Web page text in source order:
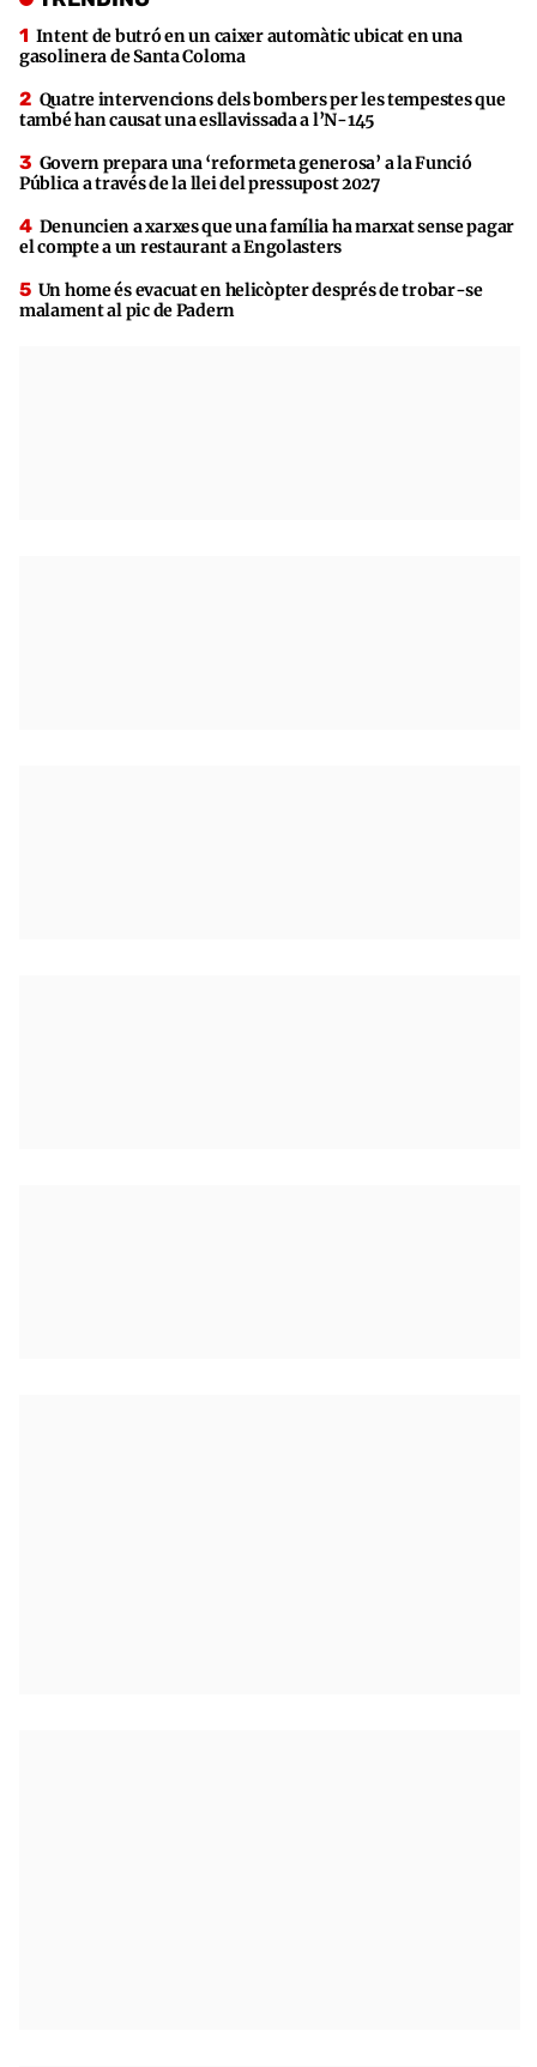
Intent de butró en un caixer automàtic ubicat en una
gasolinera de Santa Coloma
Quatre intervencions dels bombers per les tempestes que
també han causat una esllavissada a l’N-145
Govern prepara una ‘reformeta generosa’ a la Funció
Pública a través de la llei del pressupost 2027
Denuncien a xarxes que una família ha marxat sense pagar
el compte a un restaurant a Engolasters
Un home és evacuat en helicòpter després de trobar-se
malament al pic de Padern